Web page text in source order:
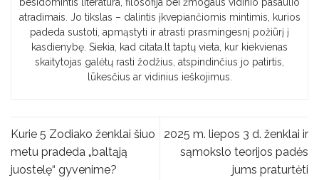
besidomintis literatūra, filosofija bei žmogaus vidinio pasaulio
atradimais. Jo tikslas – dalintis įkvepiančiomis mintimis, kurios
padeda sustoti, apmąstyti ir atrasti prasmingesnį požiūrį į
kasdienybę. Siekia, kad citata.lt taptų vieta, kur kiekvienas
skaitytojas galėtų rasti žodžius, atspindinčius jo patirtis,
lūkesčius ar vidinius ieškojimus.
Kurie 5 Zodiako ženklai šiuo
metu pradeda „baltąją
juostelę“ gyvenime?
2025 m. liepos 3 d. ženklai ir
sąmokslo teorijos padės
jums praturtėti